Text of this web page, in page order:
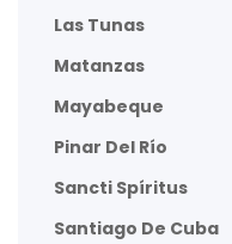
Las Tunas
Matanzas
Mayabeque
Pinar Del Río
Sancti Spíritus
Santiago De Cuba